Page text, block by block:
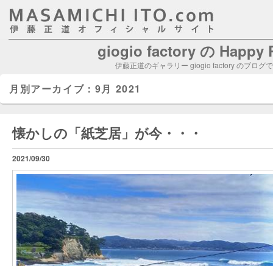
giogio factory の Happy
伊藤正道のギャラリー giogio factory のブログ
月別アーカイブ： 9月 2021
懐かしの「紙芝居」が今・・・
2021/09/30